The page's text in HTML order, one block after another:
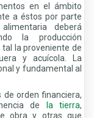
en el ámbito
a éstos por parte
deberá
la producción
la proveniente de
y acuícola. La
y fundamental al
orden financiera,
de la tierra,
obra y otras que